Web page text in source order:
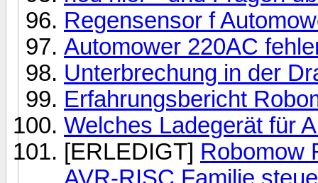
Regensensor f
Automower 220AC
Unterbrechung in der
Erfahrungsbericht
Welches Ladegerät für
[ERLEDIGT] Robomow
AVR-RISC Familie